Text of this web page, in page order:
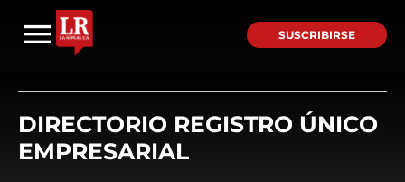
SUSCRIBIRSE
DIRECTORIO REGISTRO ÚNICO
EMPRESARIAL